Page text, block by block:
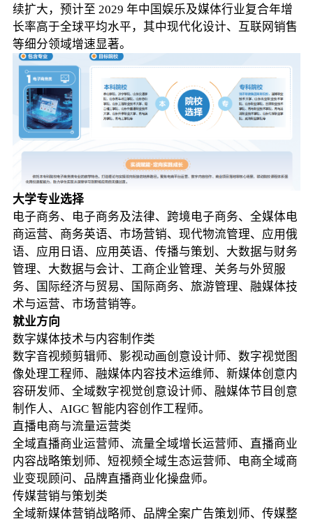
续扩大，预计至 2029 年中国娱乐及媒体行业复合年增
长率高于全球平均水平，其中现代化设计、互联网销售
等细分领域增速显著。
大学专业选择
电子商务、电子商务及法律、跨境电子商务、全媒体电
商运营、商务英语、市场营销、现代物流管理、应用俄
语、应用日语、应用英语、传播与策划、大数据与财务
管理、大数据与会计、工商企业管理、关务与外贸服
务、国际经济与贸易、国际商务、旅游管理、融媒体技
术与运营、市场营销等。
就业方向
数字媒体技术与内容制作类
数字音视频剪辑师、影视动画创意设计师、数字视觉图
像处理工程师、融媒体内容技术运维师、新媒体创意内
容研发师、全域数字视觉创意设计师、融媒体节目创意
制作人、AIGC 智能内容创作工程师。
直播电商与流量运营类
全域直播商业运营师、流量全域增长运营师、直播商业
内容战略策划师、短视频全域生态运营师、电商全域商
业变现顾问、品牌直播商业化操盘师。
传媒营销与策划类
全域新媒体营销战略师、品牌全案广告策划师、传媒整